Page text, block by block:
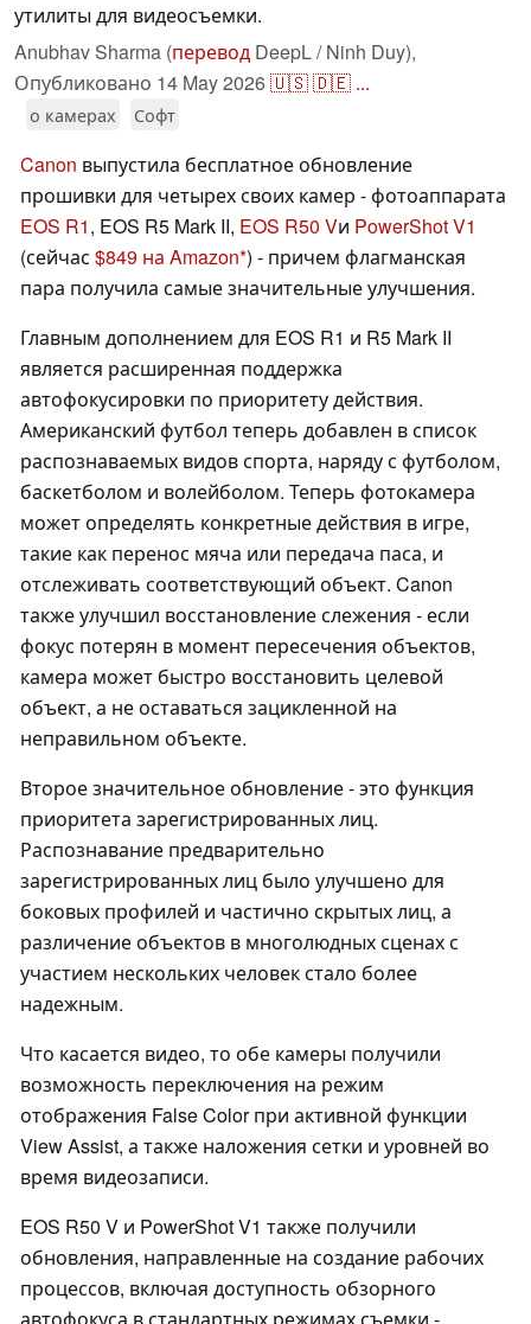
утилиты для видеосъемки.
Anubhav Sharma (перевод DeepL / Ninh Duy),
Опубликовано 14 May 2026🇺🇸🇩🇪 ...
о камерах Софт
Canon выпустила бесплатное обновление
прошивки для четырех своих камер - фотоаппарата
EOS R1, EOS R5 Mark II, EOS R50 Vи PowerShot V1
(сейчас $849 на Amazon ) - причем флагманская
пара получила самые значительные улучшения.
Главным дополнением для EOS R1 и R5 Mark II
является расширенная поддержка
автофокусировки по приоритету действия.
Американский футбол теперь добавлен в список
распознаваемых видов спорта, наряду с футболом,
баскетболом и волейболом. Теперь фотокамера
может определять конкретные действия в игре,
такие как перенос мяча или передача паса, и
отслеживать соответствующий объект. Canon
также улучшил восстановление слежения - если
фокус потерян в момент пересечения объектов,
камера может быстро восстановить целевой
объект, а не оставаться зацикленной на
неправильном объекте.
Второе значительное обновление - это функция
приоритета зарегистрированных лиц.
Распознавание предварительно
зарегистрированных лиц было улучшено для
боковых профилей и частично скрытых лиц, а
различение объектов в многолюдных сценах с
участием нескольких человек стало более
надежным.
Что касается видео, то обе камеры получили
возможность переключения на режим
отображения False Color при активной функции
View Assist, а также наложения сетки и уровней во
время видеозаписи.
EOS R50 V и PowerShot V1 также получили
обновления, направленные на создание рабочих
процессов, включая доступность обзорного